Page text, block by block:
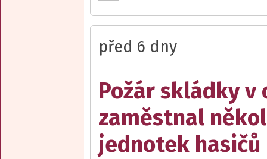
před 6 dny
Požár skládky v
zaměstnal
jednotek hasičů